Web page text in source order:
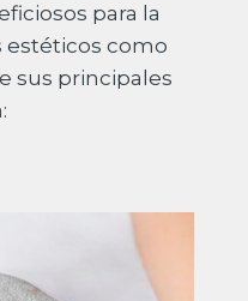
para la
como
sus principales